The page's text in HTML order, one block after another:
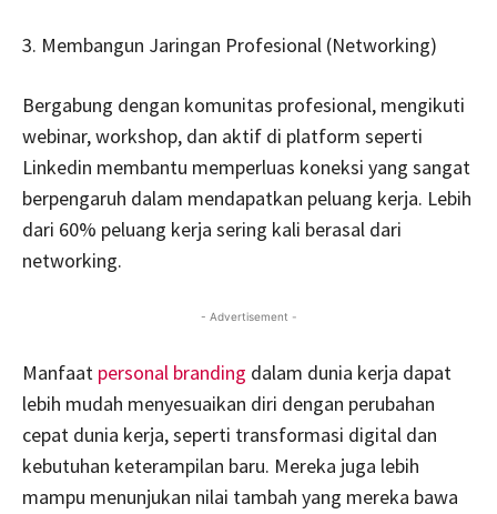
3. Membangun Jaringan Profesional (Networking)
Bergabung dengan komunitas profesional, mengikuti
webinar, workshop, dan aktif di platform seperti
Linkedin membantu memperluas koneksi yang sangat
berpengaruh dalam mendapatkan peluang kerja. Lebih
dari 60% peluang kerja sering kali berasal dari
networking.
- Advertisement -
Manfaat personal branding dalam dunia kerja dapat
lebih mudah menyesuaikan diri dengan perubahan
cepat dunia kerja, seperti transformasi digital dan
kebutuhan keterampilan baru. Mereka juga lebih
mampu menunjukan nilai tambah yang mereka bawa